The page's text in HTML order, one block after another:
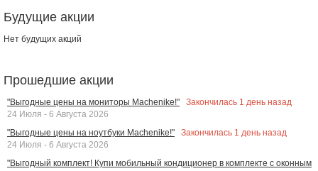
Будущие акции
Нет будущих акций
Прошедшие акции
"Выгодные цены на мониторы Machenike!" Закончилась 1 день назад
24 Июля - 6 Августа 2026
"Выгодные цены на ноутбуки Machenike!"
Закончилась 1 день назад
24 Июля - 6 Августа 2026
"Выгодный комплект! Купи мобильный кондиционер в комплекте с оконным